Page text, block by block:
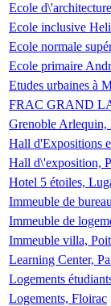
Ecole
Ecole inclusive
Ecole normale
Ecole primaire
Etudes urbaines à
FRAC GRAND
Grenoble Arlequin,
Hall d'Expositions
Hall d\'exposition,
Hotel 5 étoiles,
Immeuble de
Immeuble de
Immeuble villa,
Learning Center,
Logements
Logements, Floirac